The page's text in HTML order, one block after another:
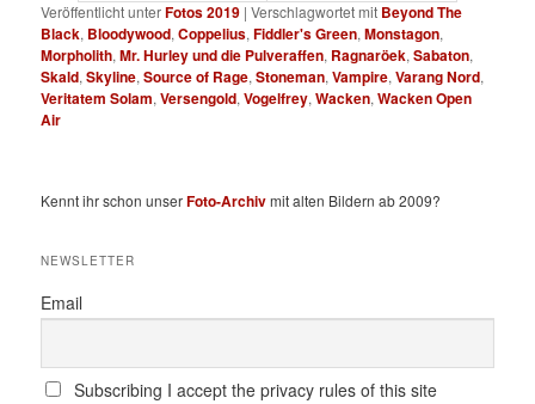
Veröffentlicht unterFotos 2019 |Verschlagwortet mit Beyond The
Black, Bloodywood,Coppelius,Fiddler's Green,Monstagon,
Morpholith,Mr. Hurley und die Pulveraffen, Ragnaröek,Sabaton,
Skald,Skyline,Source of Rage,Stoneman,Vampire,Varang Nord,
Veritatem Solam,Versengold,Vogelfrey,Wacken,Wacken Open
Air
Kennt ihr schon unserFoto-Archivmit alten Bildern ab 2009?
NEWSLETTER
Email
Subscribing I accept the privacy rules of this site